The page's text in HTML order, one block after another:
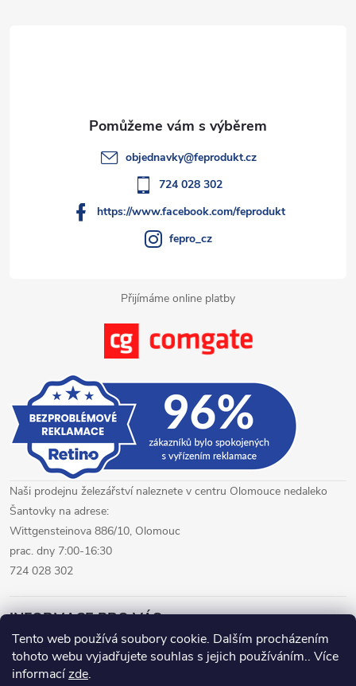
Tento web používá soubory cookie. Dalším procházením
tohoto webu vyjadřujete souhlas s jejich používáním.. Více
informacízde.
Přijímáme online platby
objednavky@feprodukt.cz
724 028 302
https://www.facebook.com/feprodukt
fepro_cz
Naši prodejnu železářství naleznete v centru Olomouce nedaleko
Šantovky na adrese:
Wittgensteinova 886/10, Olomouc
prac. dny 7:00-16:30
724 028 302
INFORMACE PRO VÁS
železářství Olomouc
CNC pálení plechů Olomouc